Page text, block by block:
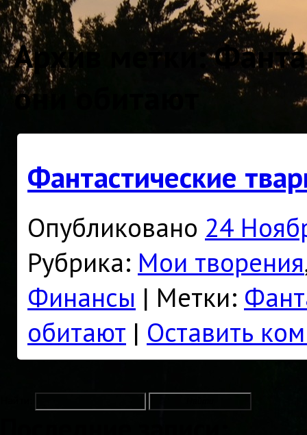
Архив метки:
они обитают
Фантастические
Опубликовано 24
Рубрика: Мои творения
Финансы | Метки:
обитают | Оставить